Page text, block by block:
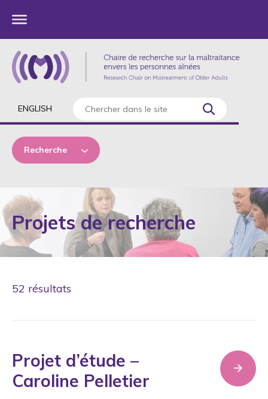
ENGLISH
Recherche
Thématiques
Constitutifs - À même les fonds de la Chaire (13)
Projets de recherche
52 résultats
Projet d’étude –
Caroline Pelletier